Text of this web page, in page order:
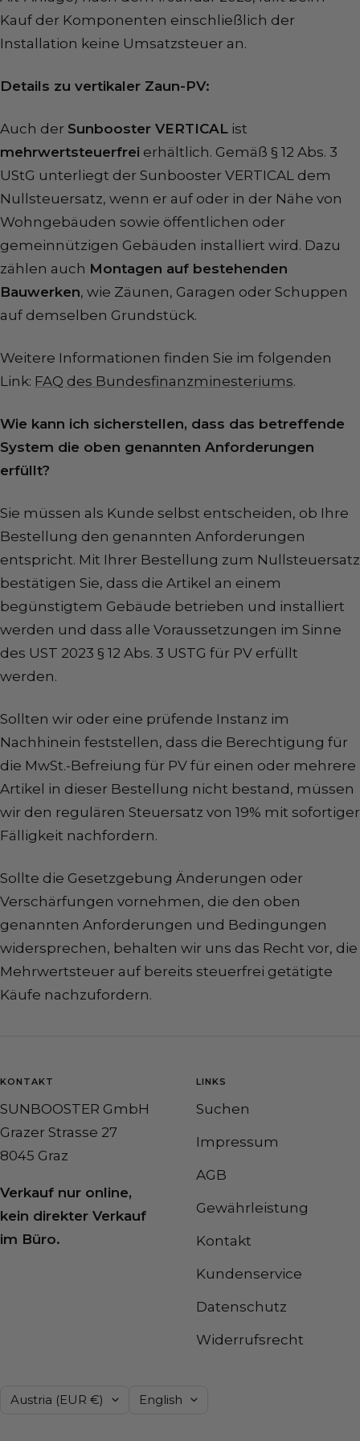
Kauf der Komponenten einschließlich der
Installation keine Umsatzsteuer an.
Details zu vertikaler Zaun-PV:
Auch der Sunbooster VERTICAL ist
mehrwertsteuerfrei erhältlich. Gemäß § 12 Abs. 3
UStG unterliegt der Sunbooster VERTICAL dem
Nullsteuersatz, wenn er auf oder in der Nähe von
Wohngebäuden sowie öffentlichen oder
gemeinnützigen Gebäuden installiert wird. Dazu
zählen auch Montagen auf bestehenden
Bauwerken, wie Zäunen, Garagen oder Schuppen
auf demselben Grundstück.
Weitere Informationen finden Sie im folgenden
Link: FAQ des Bundesfinanzminesteriums.
Wie kann ich sicherstellen, dass das betreffende
System die oben genannten Anforderungen
erfüllt?
Sie müssen als Kunde selbst entscheiden, ob Ihre
Bestellung den genannten Anforderungen
entspricht. Mit Ihrer Bestellung zum Nullsteuersatz
bestätigen Sie, dass die Artikel an einem
begünstigtem Gebäude betrieben und installiert
werden und dass alle Voraussetzungen im Sinne
des UST 2023 § 12 Abs. 3 USTG für PV erfüllt
werden.
Sollten wir oder eine prüfende Instanz im
Nachhinein feststellen, dass die Berechtigung für
die MwSt.-Befreiung für PV für einen oder mehrere
Artikel in dieser Bestellung nicht bestand, müssen
wir den regulären Steuersatz von 19% mit sofortiger
Fälligkeit nachfordern.
Sollte die Gesetzgebung Änderungen oder
Verschärfungen vornehmen, die den oben
genannten Anforderungen und Bedingungen
widersprechen, behalten wir uns das Recht vor, die
Mehrwertsteuer auf bereits steuerfrei getätigte
Käufe nachzufordern.
KONTAKT
SUNBOOSTER GmbH
Grazer Strasse 27
8045 Graz
Verkauf nur online,
kein direkter Verkauf
im Büro.
LINKS
Suchen
Impressum
AGB
Gewährleistung
Kontakt
Kundenservice
Datenschutz
Widerrufsrecht
Country/region
Austria (EUR €) Language
English